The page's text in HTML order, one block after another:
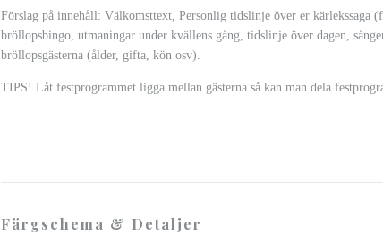
Förslag på innehåll: Välkomsttext, Personlig tidslinje över er kärlekssaga
bröllopsbingo, utmaningar under kvällens gång, tidslinje över dagen,
bröllopsgästerna (ålder, gifta, kön osv).
TIPS! Låt festprogrammet ligga mellan gästerna så kan man dela
Färgschema & Detaljer